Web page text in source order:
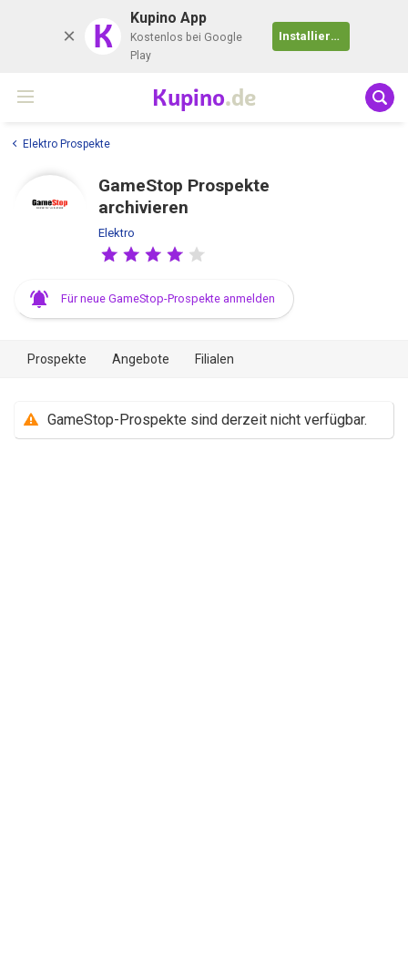
K Kupino App
Kostenlos bei Google
Play
Installieren
Kupino.de
Elektro Prospekte
GameStop Prospekte
archivieren
Elektro
Für neue GameStop-Prospekte anmelden
Prospekte Angebote Filialen
GameStop-Prospekte sind derzeit nicht verfügbar.